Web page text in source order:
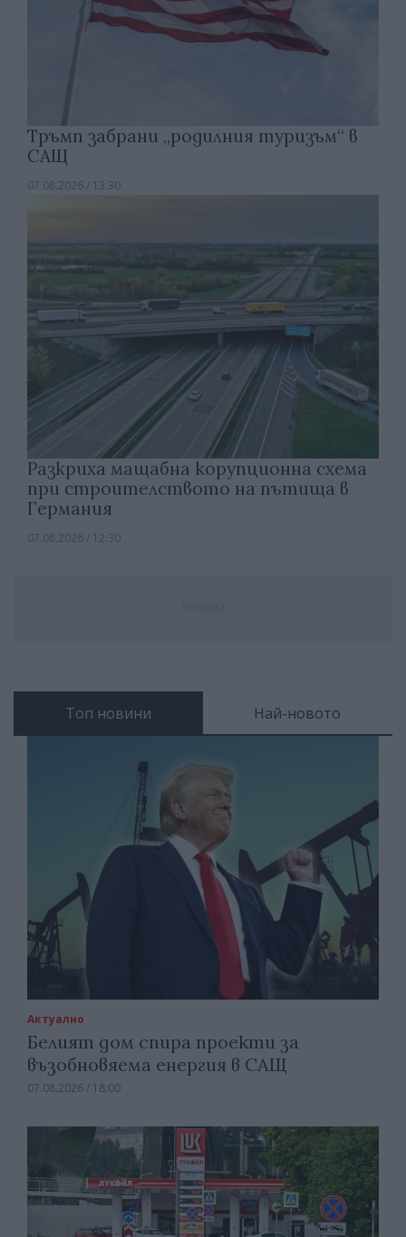
Тръмп забрани „родилния туризъм“ в
САЩ
07.08.2026 / 13:30
Разкриха мащабна корупционна схема
при строителството на пътища в
Германия
07.08.2026 / 12:30
Топ новини Най-новото
Актуално
Белият дом спира проекти за
възобновяема енергия в САЩ
07.08.2026 / 18:00